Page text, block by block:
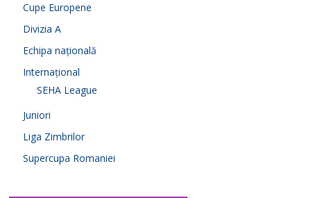
Cupe Europene
Divizia A
Echipa națională
Internațional
SEHA League
Juniori
Liga Zimbrilor
Supercupa Romaniei